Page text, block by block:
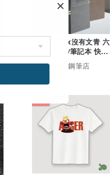
HAPPYMTx沒有文青 六
孔活頁手帳/筆記本 快速
廣告
開心鋼筆店